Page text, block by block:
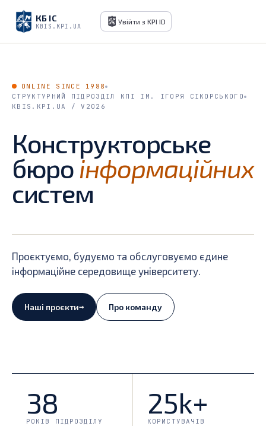
КБ ІС
KBIS.KPI.UA
Увійти з KPI ID
ONLINE SINCE 1988
СТРУКТУРНИЙ ПІДРОЗДІЛ КПІ ІМ. ІГОРЯ СІКОРСЬКОГО
KBIS.KPI.UA / V2026
Конструкторське
бюро інформаційних
систем
Проєктуємо, будуємо та обслуговуємо єдине
інформаційне середовище університету.
Наші проєкти→ Про команду
38
РОКІВ ПІДРОЗДІЛУ
25k+
КОРИСТУВАЧІВ